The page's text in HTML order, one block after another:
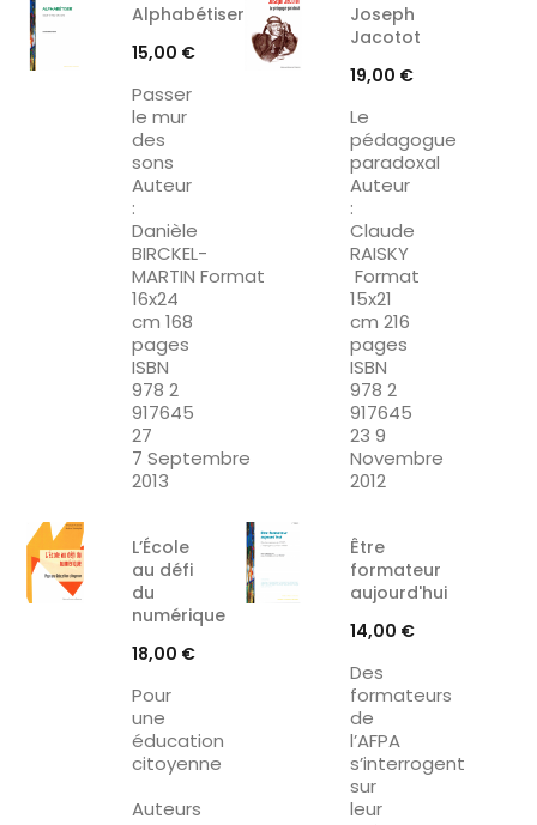
Alphabétiser
Prix
15,00 €
Passer
le mur
des
sons
Auteur
:
Danièle
BIRCKEL-
MARTIN Format
16x24
cm 168
pages
ISBN
978 2
917645
27
7 Septembre
2013
Joseph
Jacotot
Prix
19,00 €
Le
pédagogue
paradoxal
Auteur
:
Claude
RAISKY
Format
15x21
cm 216
pages
ISBN
978 2
917645
23 9
Novembre
2012
L’École
au défi
du
numérique
Prix
18,00 €
Pour
une
éducation
citoyenne
Auteurs
Être
formateur
aujourd'hui
Prix
14,00 €
Des
formateurs
de
l’AFPA
s’interrogent
sur
leur